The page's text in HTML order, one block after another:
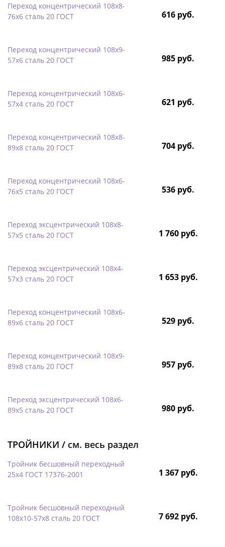
Переход концентрический 108х8-
76х6 сталь 20 ГОСТ
616 руб.
Переход концентрический 108х9-
57х6 сталь 20 ГОСТ
985 руб.
Переход концентрический 108х6-
57х4 сталь 20 ГОСТ
621 руб.
Переход концентрический 108х8-
89х8 сталь 20 ГОСТ
704 руб.
Переход концентрический 108х6-
76х5 сталь 20 ГОСТ
536 руб.
Переход эксцентрический 108х8-
57х5 сталь 20 ГОСТ
1 760 руб.
Переход эксцентрический 108х4-
57х3 сталь 20 ГОСТ
1 653 руб.
Переход концентрический 108х6-
89х6 сталь 20 ГОСТ
529 руб.
Переход концентрический 108х9-
89х8 сталь 20 ГОСТ
957 руб.
Переход эксцентрический 108х6-
89х5 сталь 20 ГОСТ
980 руб.
ТРОЙНИКИ / см. весь раздел
Тройник бесшовный переходный
25х4 ГОСТ 17376-2001
1 367 руб.
Тройник бесшовный переходный
108х10-57х8 сталь 20 ГОСТ
7 692 руб.